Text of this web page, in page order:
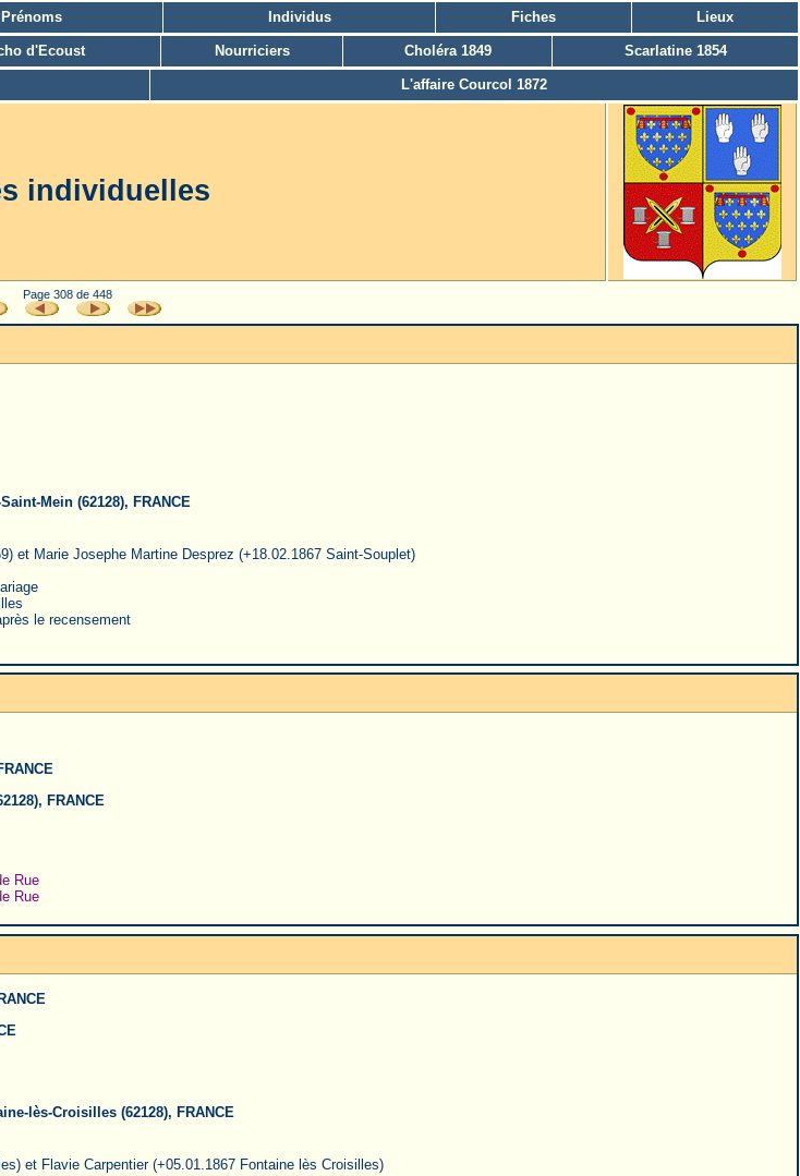
Prénoms Individus Fiches Lieux
d'Ecoust Nourriciers Choléra 1849 Scarlatine 1854
L'affaire Courcol 1872
individuelles
Page 308 de 448
Mein (62128), FRANCE
et Marie Josephe Martine Desprez (+18.02.1867 Saint-Souplet)
le recensement
FRANCE
Rue
Rue
lès-Croisilles (62128), FRANCE
et Flavie Carpentier (+05.01.1867 Fontaine lès Croisilles)